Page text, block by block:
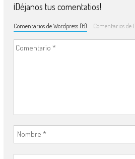
¡Déjanos tus comentatios!
Comentarios de Wordpress (6) Comentarios de